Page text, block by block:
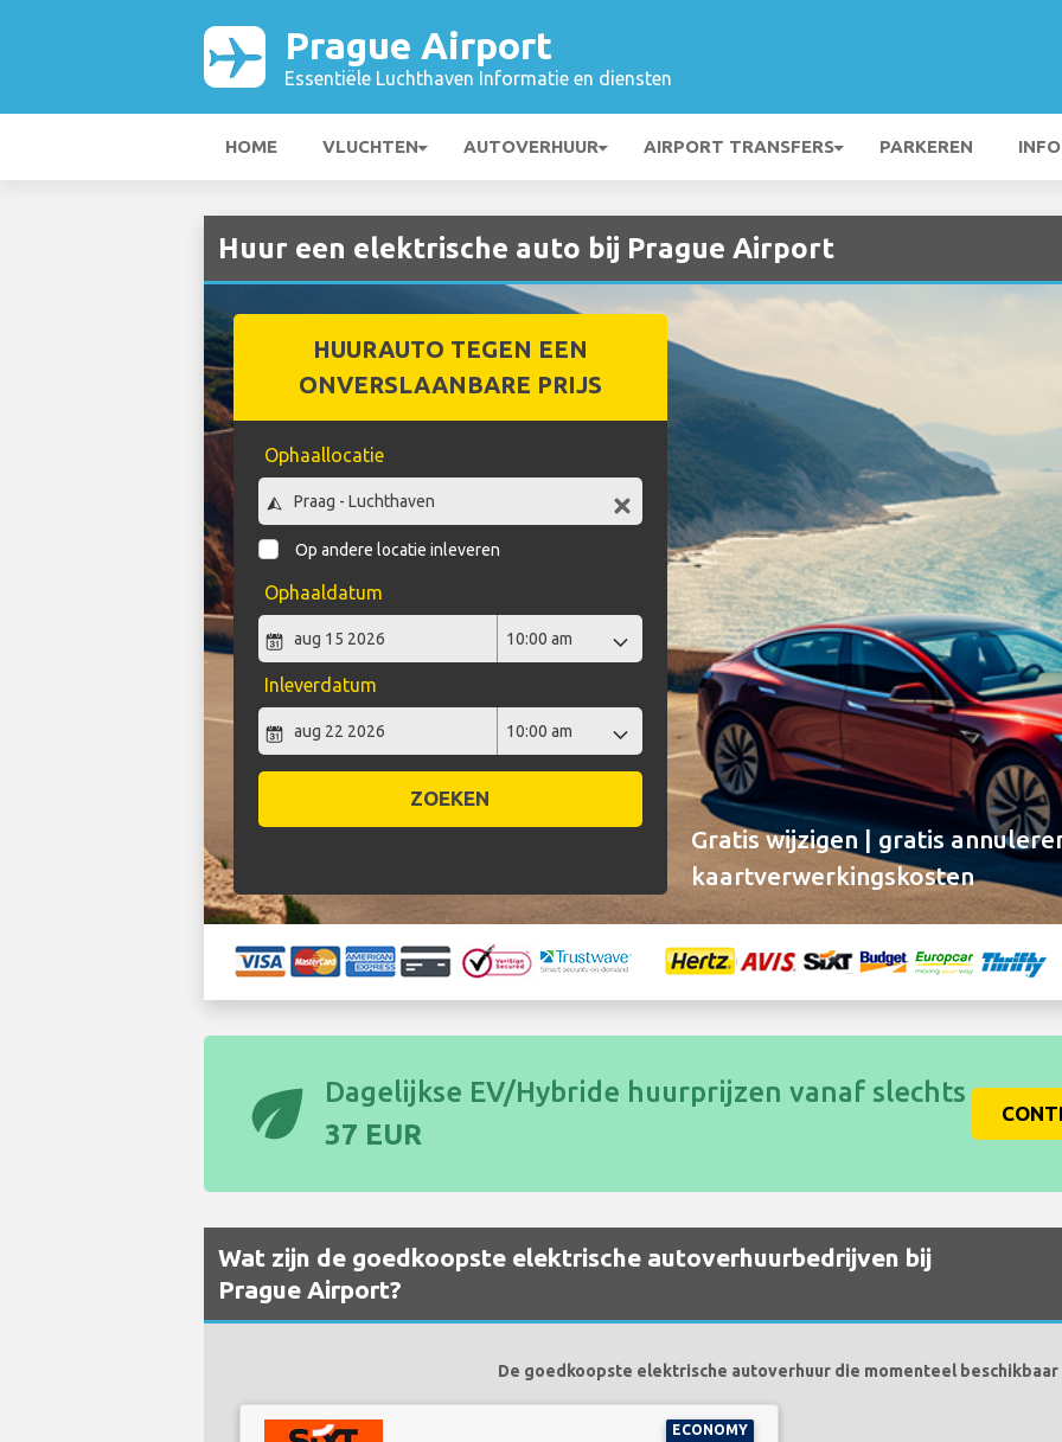
Prague Airport
Essentiële Luchthaven Informatie en diensten
HOME VLUCHTEN AUTOVERHUUR AIRPORT TRANSFERS PARKEREN
Huur een elektrische auto bij Prague Airport
HUURAUTO TEGEN EEN
ONVERSLAANBARE PRIJS
Ophaallocatie
Op andere locatie inleveren
Ophaaldatum
Inleverdatum
ZOEKEN
Gratis wijzigen | gratis
kaartverwerkingskosten
eco
Dagelijkse EV/Hybride huurprijzen vanaf slechts
37 EUR
Wat zijn de goedkoopste elektrische autoverhuurbedrijven bij
Prague Airport?
De goedkoopste elektrische autoverhuur die momenteel beschikbaar
ECONOMY